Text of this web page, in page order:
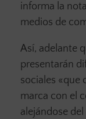
informa la
medios de
Así, adelante
presentarán
sociales «que
marca con el
alejándose